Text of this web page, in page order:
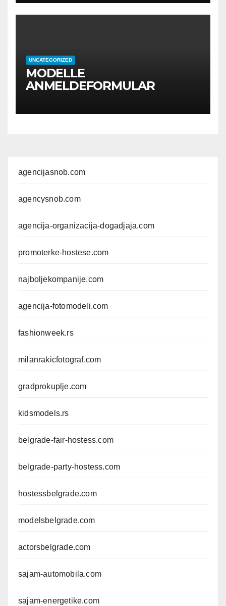
UNCATEGORIZED
MODELLE
ANMELDEFORMULAR
agencijasnob.com
agencysnob.com
agencija-organizacija-dogadjaja.com
promoterke-hostese.com
najboljekompanije.com
agencija-fotomodeli.com
fashionweek.rs
milanrakicfotograf.com
gradprokuplje.com
kidsmodels.rs
belgrade-fair-hostess.com
belgrade-party-hostess.com
hostessbelgrade.com
modelsbelgrade.com
actorsbelgrade.com
sajam-automobila.com
sajam-energetike.com